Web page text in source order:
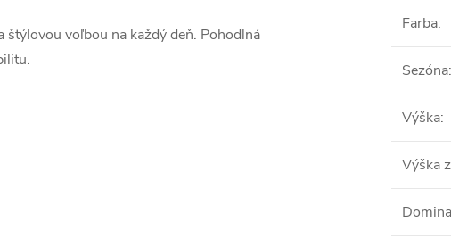
voľbou na každý deň. Pohodlná
Farba:
Sezóna:
Výška:
Výška